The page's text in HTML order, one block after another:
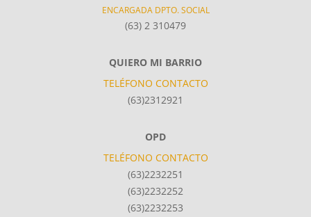
ENCARGADA DPTO. SOCIAL
(63) 2 310479
QUIERO MI BARRIO
TELÉFONO CONTACTO
(63)2312921
OPD
TELÉFONO CONTACTO
(63)2232251
(63)2232252
(63)2232253